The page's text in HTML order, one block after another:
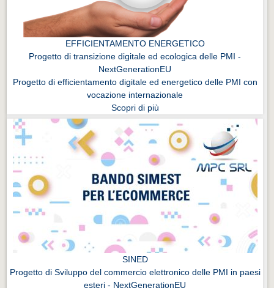
EFFICIENTAMENTO ENERGETICO
Progetto di transizione digitale ed ecologica delle PMI -
NextGenerationEU
Progetto di efficientamento digitale ed energetico delle PMI con
vocazione internazionale
Scopri di più
SINED
Progetto di Sviluppo del commercio elettronico delle PMI in paesi
esteri - NextGenerationEU